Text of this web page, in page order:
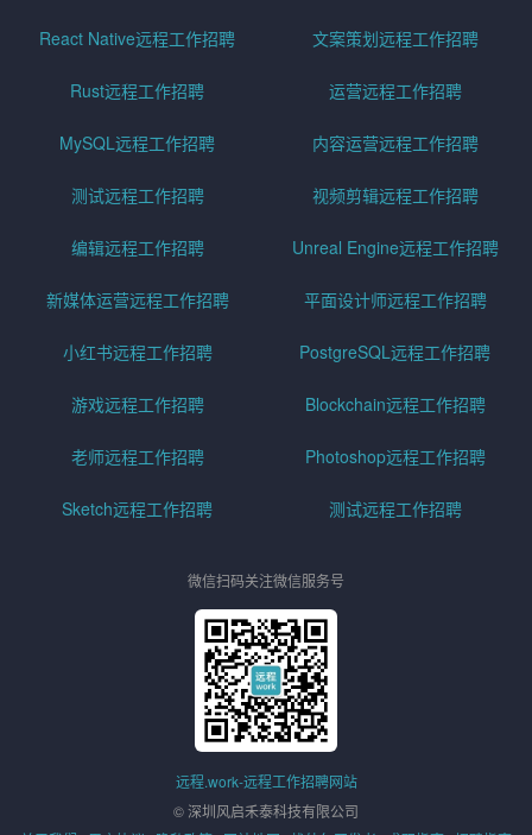
React Native远程工作招聘 文案策划远程工作招聘
Rust远程工作招聘 运营远程工作招聘
MySQL远程工作招聘 内容运营远程工作招聘
测试远程工作招聘 视频剪辑远程工作招聘
编辑远程工作招聘 Unreal Engine远程工作招聘
新媒体运营远程工作招聘 平面设计师远程工作招聘
小红书远程工作招聘 PostgreSQL远程工作招聘
游戏远程工作招聘 Blockchain远程工作招聘
老师远程工作招聘 Photoshop远程工作招聘
Sketch远程工作招聘 测试远程工作招聘
微信扫码关注微信服务号
远程.work-远程工作招聘网站
© 深圳风启禾泰科技有限公司